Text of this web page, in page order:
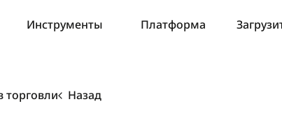
Инструменты Платформа
торговли Назад